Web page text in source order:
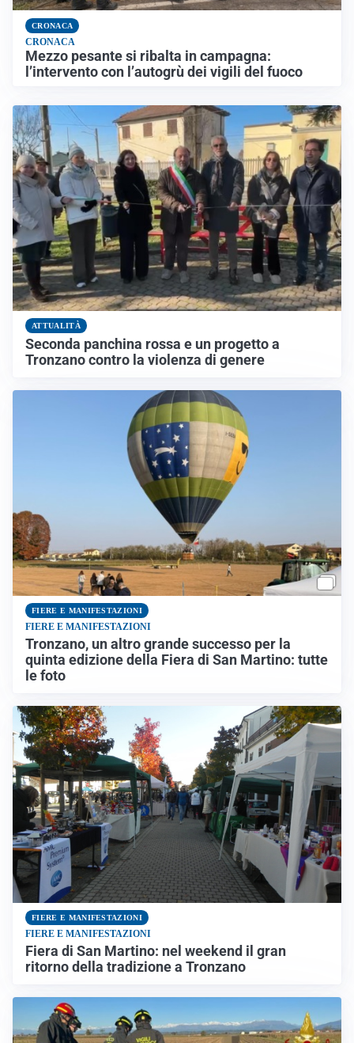
CRONACA
CRONACA
Mezzo pesante si ribalta in campagna:
l’intervento con l’autogrù dei vigili del fuoco
ATTUALITÀ
Seconda panchina rossa e un progetto a
Tronzano contro la violenza di genere
FIERE E MANIFESTAZIONI
FIERE E MANIFESTAZIONI
Tronzano, un altro grande successo per la
quinta edizione della Fiera di San Martino: tutte
le foto
FIERE E MANIFESTAZIONI
FIERE E MANIFESTAZIONI
Fiera di San Martino: nel weekend il gran
ritorno della tradizione a Tronzano